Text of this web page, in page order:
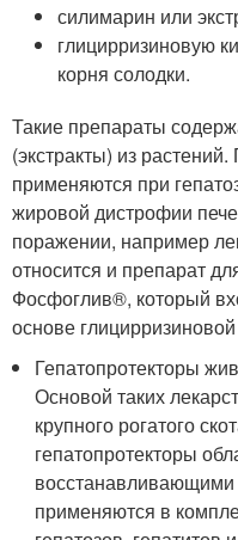
силимарин или
глицирризиновую
корня солодки.
Такие препараты
(экстракты) из
применяются при
жировой дистрофии
поражении, например
относится и препарат
Фосфоглив®, который
основе
Гепатопротекторы
Основой таких
крупного рогатого
гепатопротекторы
применяются в